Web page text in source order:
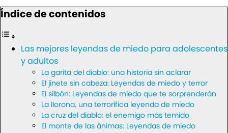
Índice de contenidos
Las mejores leyendas de miedo para adolescentes
y adultos
La garita del diablo: una historia sin aclarar
El jinete sin cabeza: Leyendas de miedo y terror
El silbón: Leyendas de miedo que te sorprenderán
La llorona, una terrorífica leyenda de miedo
La cruz del diablo: el enemigo más temido
El monte de las ánimas: Leyendas de miedo